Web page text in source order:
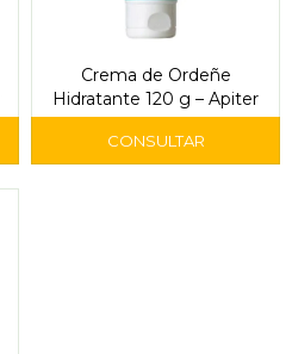
Crema de Ordeñe
Hidratante 120 g – Apiter